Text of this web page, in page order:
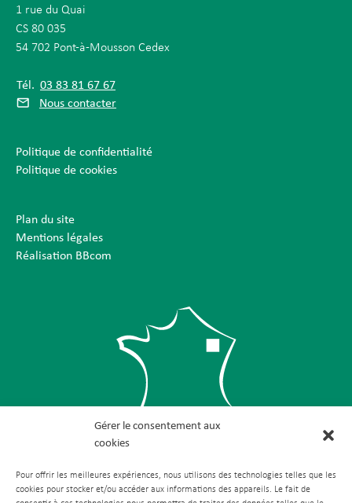
Gérer le consentement aux
cookies
Pour offrir les meilleures expériences, nous utilisons des technologies telles que les
cookies pour stocker et/ou accéder aux informations des appareils. Le fait de
1 rue du Quai
CS 80 035
54 702 Pont-à-Mousson Cedex
Tél. 03 83 81 67 67
Nous contacter
Politique de confidentialité
Politique de cookies
Plan du site
Mentions légales
Réalisation BBcom